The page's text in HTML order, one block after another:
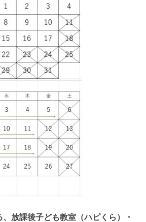
放課後子ども教室（ハピくら）・